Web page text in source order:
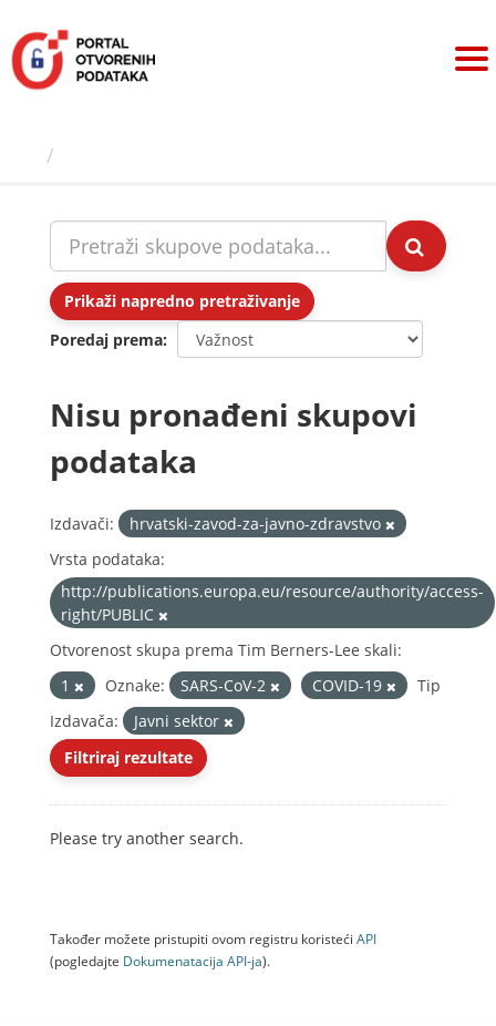
sadržaj
Prikaži napredno pretraživanje
Poredaj prema
Nisu pronađeni skupovi
podataka
Izdavači:
hrvatski-zavod-za-javno-zdravstvo
Vrsta podataka:
http://publications.europa.eu/resource/authority/access-
right/PUBLIC
Otvorenost skupa prema Tim Berners-Lee skali:
1
Oznake: SARS-CoV-2 COVID-19
Tip
Izdavača:
Javni sektor
Filtriraj rezultate
Please try another search.
Također možete pristupiti ovom registru koristeći API
(pogledajte Dokumenаtаcijа API-jа).